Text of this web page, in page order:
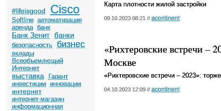
#lifeisgood Cisco
Softline автоматизация
аренда банк
Банк Зенит банки
безопасность бизнес
вклады
Всеобъемлющий
Интернет
выставка
Гарант
инвестиции инновации
интернет
интернет-магазин
информационная
Карта плотности жилой застройки
09.10.2023 08:21 // acontinent
«Рихтеровские встречи –
Москве
«Рихтеровские встречи – 2023»:
04.10.2023 12:09 // acontinent